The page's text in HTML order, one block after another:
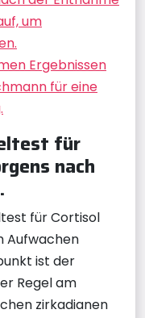
um
Ergebnissen
für eine
für
nach
für Cortisol
Aufwachen
ist der
Regel am
zirkadianen